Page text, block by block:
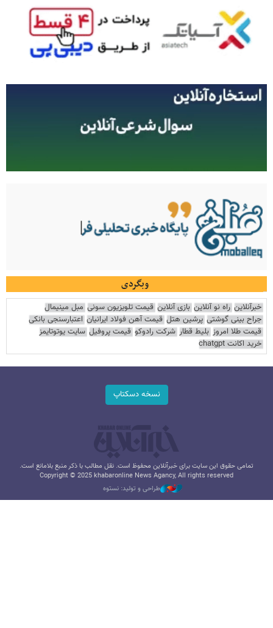
وبگردی
خبرآنلاین راه نو آنلاین بازی آنلاین قیمت تلویزیون سونی مبل مینیمال
جراح بینی گوشتی پرشین هتل قیمت آهن فولاد ایرانیان اعتبارسنجی بانکی
قیمت طلا امروز بلیط قطار شرکت رادوکو قیمت پروفیل سایت یوتوتایمز
خرید اکانت chatgpt
نسخه دسکتاپ
تمامی حقوق این سایت برای خبرآنلاین محفوظ است. نقل مطالب با ذکر منبع بلامانع است.
Copyright © 2025 khabaronline News Agancy, All rights reserved
طراحی و تولید: نستوه